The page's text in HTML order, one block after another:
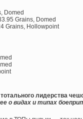
Domed
Grains, Domed
Grains, Hollowpoint
лидерства
о видах и типах